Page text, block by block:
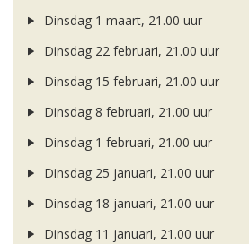
Dinsdag 1 maart, 21.00 uur
Dinsdag 22 februari, 21.00 uur
Dinsdag 15 februari, 21.00 uur
Dinsdag 8 februari, 21.00 uur
Dinsdag 1 februari, 21.00 uur
Dinsdag 25 januari, 21.00 uur
Dinsdag 18 januari, 21.00 uur
Dinsdag 11 januari, 21.00 uur